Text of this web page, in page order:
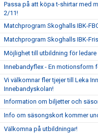
Passa på att köpa t-shirtar med
2/11!
Matchprogram Skoghalls IBK-
Matchprogram Skoghalls IBK-
Möjlighet till utbildning för
Innebandyflex - En motionsform
Vi välkomnar fler tjejer till Leka
Innebandyskolan!
Information om biljetter och
Info om säsongskort kommer
Välkomna på utbildningar!